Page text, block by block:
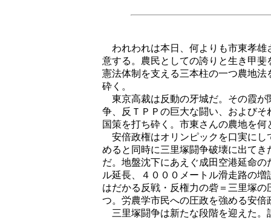
われわれは本日、何よりも市東孝雄
意する。農民としての誇りと生き甲
憲法体制を支える三本柱の一つ農地
砕く。
東京高裁は反動の牙城だ。その霞が
争、反ＴＰＰの巨大な闘い、および
国策を打ち砕く。市東さんの農地を何
安倍政権はオリンピックを口実にし
めると同時に三里塚闘争破壊に出て
だ。地盤沈下にあえぐ成田空港延命
ル延長、４０００メートル滑走路の
はだかる反戦・反権力の砦＝三里塚
つ。労農学市民への圧政を強める安倍
三里塚闘争は新たな段階を迎えた。